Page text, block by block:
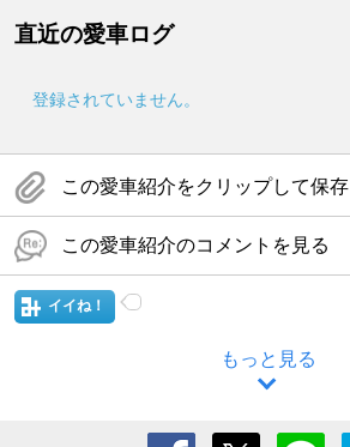
直近の愛車ログ
登録されていません。
この愛車紹介をクリップして保存
この愛車紹介のコメントを見る
イイね！
もっと見る